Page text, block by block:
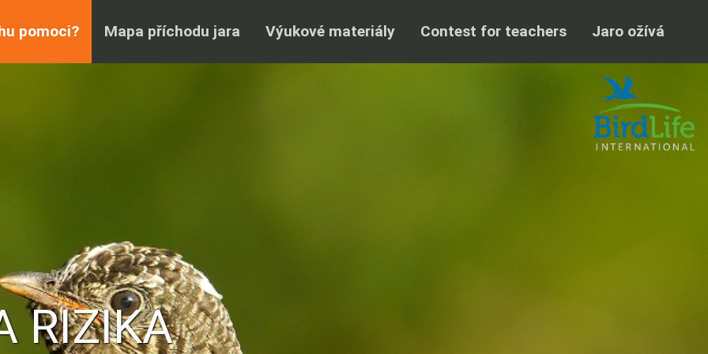
pomoci? Mapa příchodu jara Výukové materiály Contest for teachers Jaro ožívá
RIZIKA